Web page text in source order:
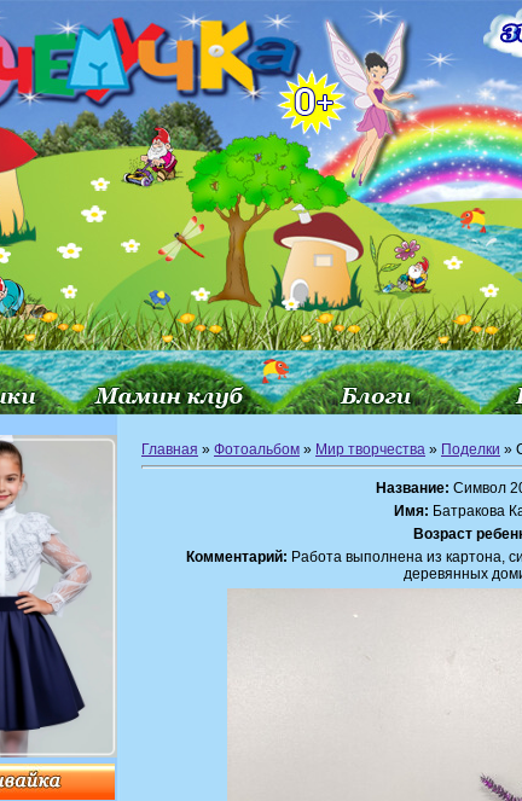
Главная » Фотоальбом » Мир творчества » Поделки »
Название: Символ
Имя: Батракова
Возраст
Комментарий: Работа выполнена из картона,
деревянных